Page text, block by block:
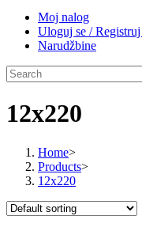
Moj nalog
Uloguj se / Registruj
Narudžbine
12x220
Home>
Products>
12x220